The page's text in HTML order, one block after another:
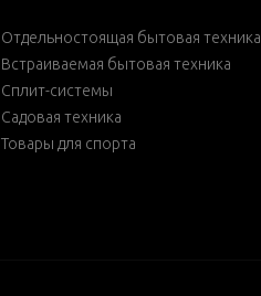
Отдельностоящая бытовая техника
Встраиваемая бытовая техника
Сплит-системы
Садовая техника
Товары для спорта